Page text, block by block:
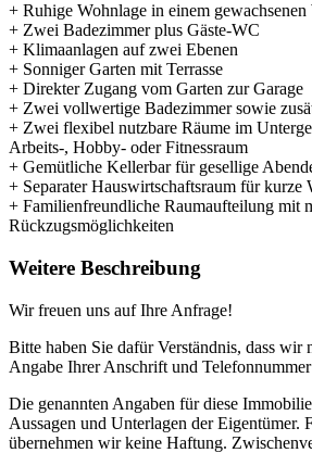
+ Ruhige Wohnlage in einem gewachsenen
+ Zwei Badezimmer plus Gäste-WC
+ Klimaanlagen auf zwei Ebenen
+ Sonniger Garten mit Terrasse
+ Direkter Zugang vom Garten zur Garage
+ Zwei vollwertige Badezimmer sowie
+ Zwei flexibel nutzbare Räume im
Arbeits-, Hobby- oder Fitnessraum
+ Gemütliche Kellerbar für gesellige
+ Separater Hauswirtschaftsraum für kurze
+ Familienfreundliche Raumaufteilung mit
Rückzugsmöglichkeiten
Weitere Beschreibung
Wir freuen uns auf Ihre Anfrage!
Bitte haben Sie dafür Verständnis, dass wir
Angabe Ihrer Anschrift und
Die genannten Angaben für diese
Aussagen und Unterlagen der Eigentümer.
übernehmen wir keine Haftung.